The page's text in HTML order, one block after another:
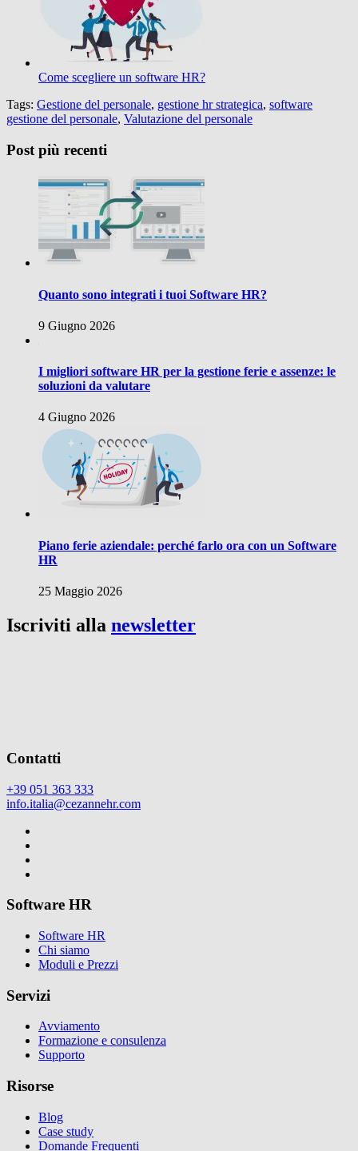
Come scegliere un software HR?
Tags: Gestione del personale, gestione hr strategica, software
gestione del personale, Valutazione del personale
Post più recenti
Quanto sono integrati i tuoi Software HR?
9 Giugno 2026
I migliori software HR per la gestione ferie e assenze: le
soluzioni da valutare
4 Giugno 2026
Piano ferie aziendale: perché farlo ora con un Software
HR
25 Maggio 2026
Iscriviti alla newsletter
Contatti
+39 051 363 333
info.italia@cezannehr.com
Software HR
Software HR
Chi siamo
Moduli e Prezzi
Servizi
Avviamento
Formazione e consulenza
Supporto
Risorse
Blog
Case study
Domande Frequenti